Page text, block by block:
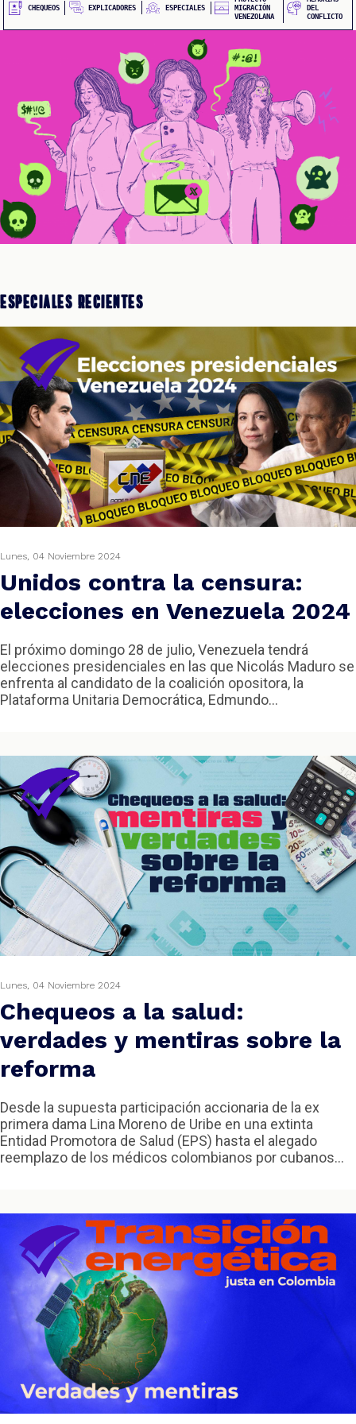
ZOOM
CHEQUEOS EXPLICADORES ESPECIALES
MIGRACIÓN
VENEZOLANA
DEL
CONFLICTO
Especiales Recientes
Lunes, 04 Noviembre 2024
Unidos contra la censura:
elecciones en Venezuela 2024
El próximo domingo 28 de julio, Venezuela tendrá
elecciones presidenciales en las que Nicolás Maduro se
enfrenta al candidato de la coalición opositora, la
Plataforma Unitaria Democrática, Edmundo...
Lunes, 04 Noviembre 2024
Chequeos a la salud:
verdades y mentiras sobre la
reforma
Desde la supuesta participación accionaria de la ex
primera dama Lina Moreno de Uribe en una extinta
Entidad Promotora de Salud (EPS) hasta el alegado
reemplazo de los médicos colombianos por cubanos...